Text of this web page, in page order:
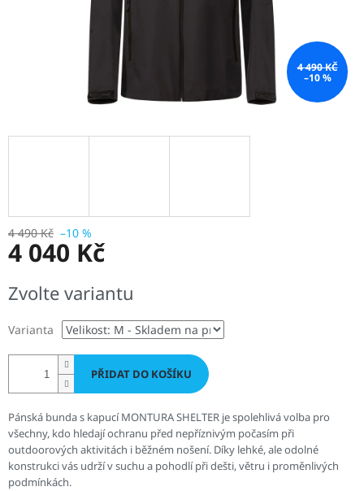
4 490 KČ
–10 %
4 490 Kč –10 %
4 040 Kč
cena:
Zvolte variantu
Varianta
PŘIDAT DO KOŠÍKU
Pánská bunda s kapucí MONTURA SHELTER je spolehlivá volba pro
všechny, kdo hledají ochranu před nepříznivým počasím při
outdoorových aktivitách i běžném nošení. Díky lehké, ale odolné
konstrukci vás udrží v suchu a pohodlí při dešti, větru i proměnlivých
podmínkách.